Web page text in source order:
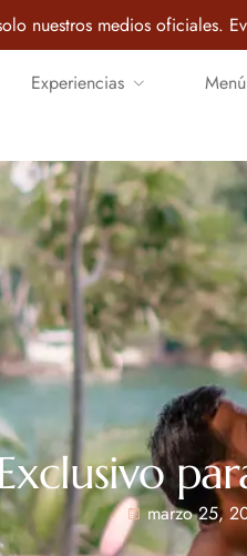
nuestros medios oficiales.
Experiencias Menú
marzo 25,